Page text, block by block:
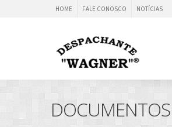
HOME FALE CONOSCO NOTÍCIAS
DOCUMENTOS